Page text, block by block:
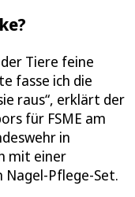
Tiere feine
fasse ich die
raus“, erklärt der
für FSME am
in
mit einer
Nagel-Pflege-Set.